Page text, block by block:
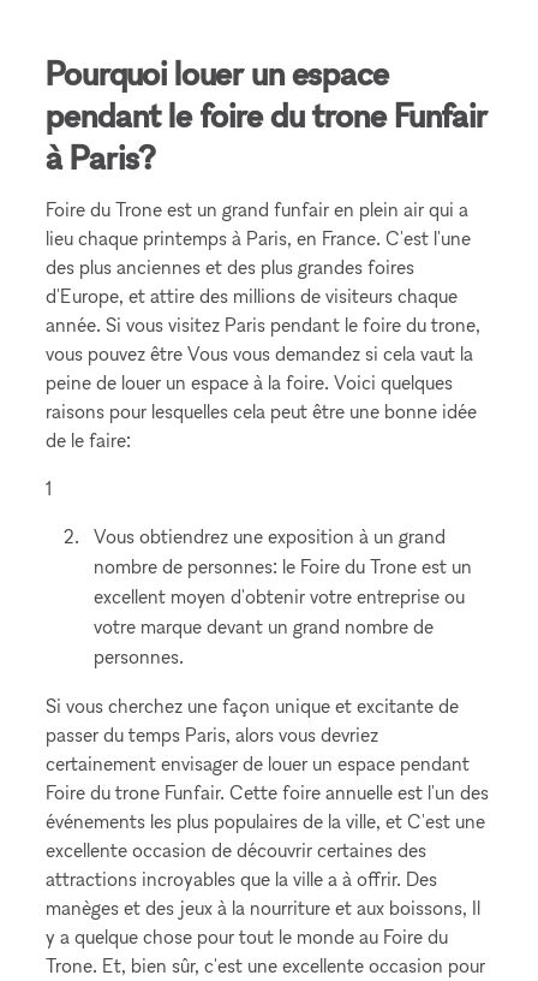
Pourquoi louer un espace
pendant le foire du trone Funfair
à Paris?
Foire du Trone est un grand funfair en plein air qui a
lieu chaque printemps à Paris, en France. C'est l'une
des plus anciennes et des plus grandes foires
d'Europe, et attire des millions de visiteurs chaque
année. Si vous visitez Paris pendant le foire du trone,
vous pouvez être Vous vous demandez si cela vaut la
peine de louer un espace à la foire. Voici quelques
raisons pour lesquelles cela peut être une bonne idée
de le faire:
1
Vous obtiendrez une exposition à un grand
nombre de personnes: le Foire du Trone est un
excellent moyen d'obtenir votre entreprise ou
votre marque devant un grand nombre de
personnes.
Si vous cherchez une façon unique et excitante de
passer du temps Paris, alors vous devriez
certainement envisager de louer un espace pendant
Foire du trone Funfair. Cette foire annuelle est l'un des
événements les plus populaires de la ville, et C'est une
excellente occasion de découvrir certaines des
attractions incroyables que la ville a à offrir. Des
manèges et des jeux à la nourriture et aux boissons, Il
y a quelque chose pour tout le monde au Foire du
Trone. Et, bien sûr, c'est une excellente occasion pour